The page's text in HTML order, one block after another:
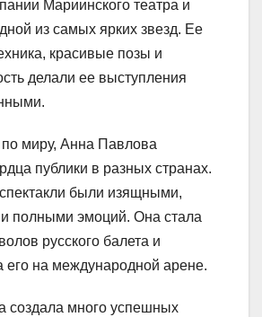
Мариинского театра и
из самых ярких звезд. Ее
красивые позы и
делали ее выступления
миру, Анна Павлова
публики в разных странах.
были изящными,
полными эмоций. Она стала
русского балета и
его на международной арене.
создала много успешных